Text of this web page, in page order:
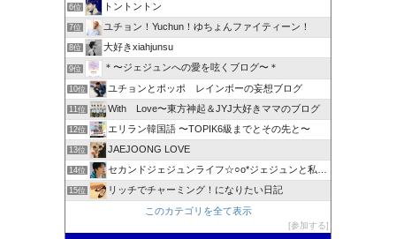
6位 トントントン
7位 ユチョン！Yuchun！ゆちょんファイティーン！
8位 大好きxiahjunsu
9位 ＊〜ジェジュンへの愛を呟くブログ〜＊
10位 ユチョンとポッポ レインボーの妄想ブログ
11位 With Love〜東方神起＆JYJ大好きママのブログ
12位 エリラン韓国語 〜TOPIK6級までとその先と〜
13位 JAEJOONG LOVE
14位 セカンドジェジュンライフ☆○o*ジェジュンと私 * o○☆
15位
リッチでチャーミング！になりたい日記
このカテゴリを全て表示
参加する